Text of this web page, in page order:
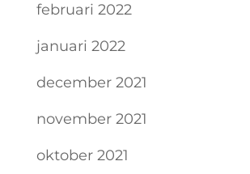
februari 2022
januari 2022
december 2021
november 2021
oktober 2021